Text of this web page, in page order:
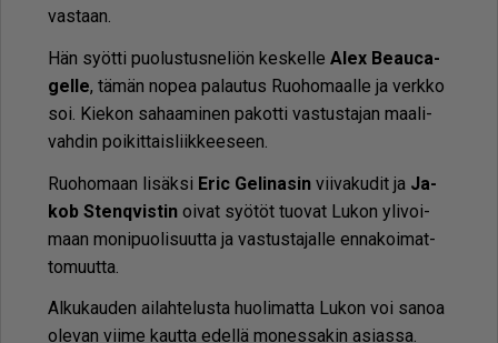
vas­taan.
Hän syöt­ti puo­lus­tus­ne­li­ön kes­kel­le Alex Be­au­ca­
gel­le, tä­män no­pea pa­lau­tus Ruo­ho­maal­le ja verk­ko
soi. Kie­kon sa­haa­mi­nen pa­kot­ti vas­tus­ta­jan maa­li­
vah­din poi­kit­tais­liik­kee­seen.
Ruo­ho­maan li­säk­si Eric Ge­li­na­sinvii­va­ku­dit ja Ja­
kob Stenq­vis­tinoi­vat syö­töt tuo­vat Lu­kon yli­voi­
maan mo­ni­puo­li­suut­ta ja vas­tus­ta­jal­le en­na­koi­mat­
to­muut­ta.
Al­ku­kau­den ai­lah­te­lus­ta huo­li­mat­ta Lu­kon voi sa­noa
ole­van vii­me kaut­ta edel­lä mo­nes­sa­kin asi­as­sa.